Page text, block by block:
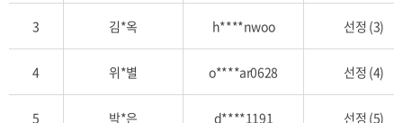
첨
3 김*옥 h****nwoo 선정 (3)
4 위*별 o****ar0628 선정 (4)
5 박*은 d****1191 선정 (5)